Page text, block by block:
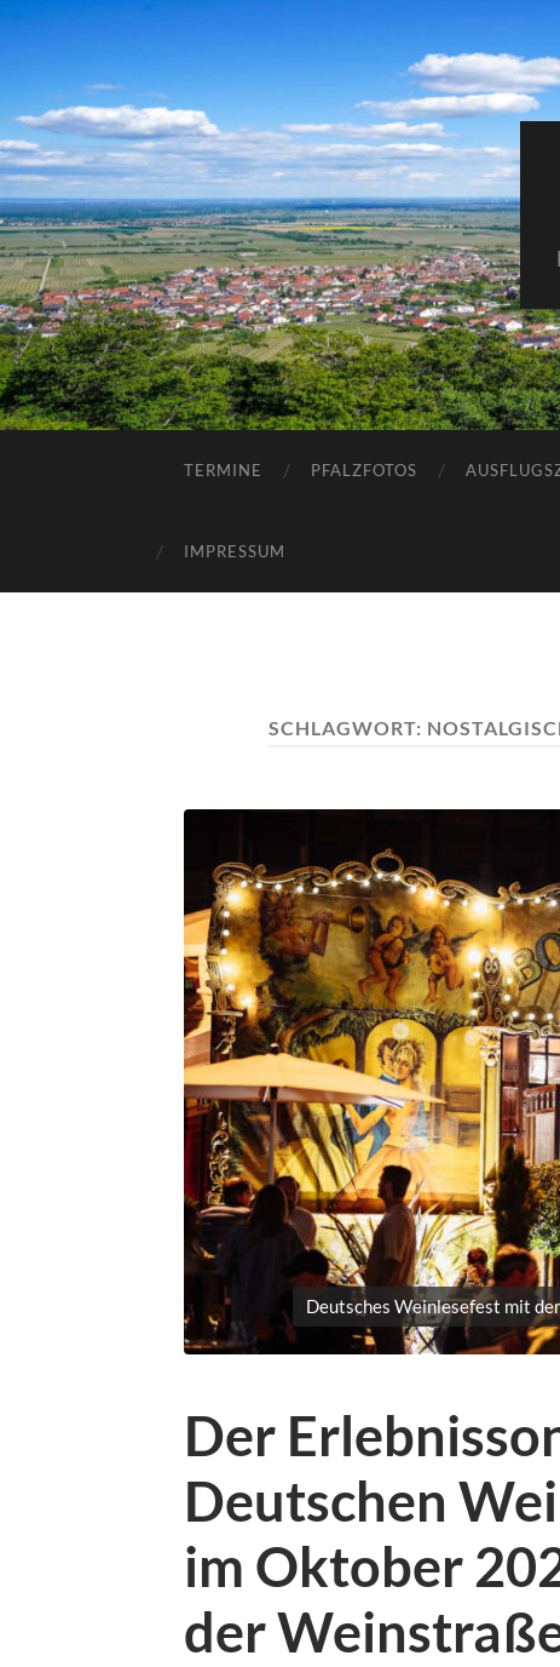
TERMINE PFALZFOTOS
IMPRESSUM
SCHLAGWORT:
Deutsches Weinlesefest mit
Der
Deutschen
im Oktober
der